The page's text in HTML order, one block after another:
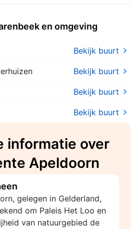
en omgeving
Bekijk buurt
Bekijk buurt
Bekijk buurt
Bekijk buurt
informatie over
Apeldoorn
gelegen in Gelderland,
om Paleis Het Loo en
van natuurgebied de